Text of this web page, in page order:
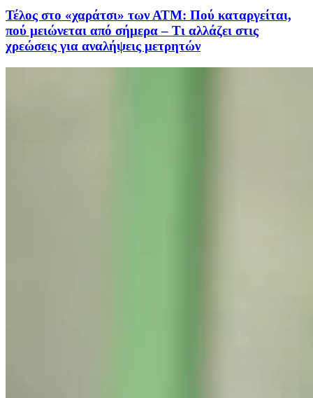
Τέλος στο «χαράτσι» των ΑΤΜ: Πού καταργείται,
πού μειώνεται από σήμερα – Τι αλλάζει στις
χρεώσεις για αναλήψεις μετρητών